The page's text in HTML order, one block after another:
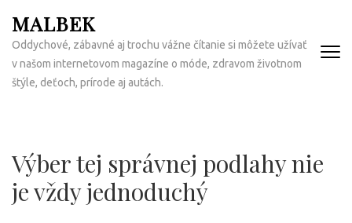
na
obsah
(Enter)
MALBEK
Oddychové, zábavné aj trochu vážne čítanie si môžete užívať
v našom internetovom magazíne o móde, zdravom životnom
štýle, deťoch, prírode aj autách.
Výber tej správnej podlahy nie
je vždy jednoduchý